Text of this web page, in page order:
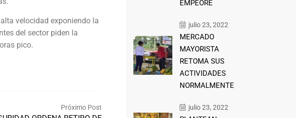
velocidad exponiendo la
del sector piden la
pico.
Próximo Post
EMPEORE
julio 23, 2022
MERCADO
MAYORISTA
RETOMA SUS
ACTIVIDADES
NORMALMENTE
julio 23, 2022